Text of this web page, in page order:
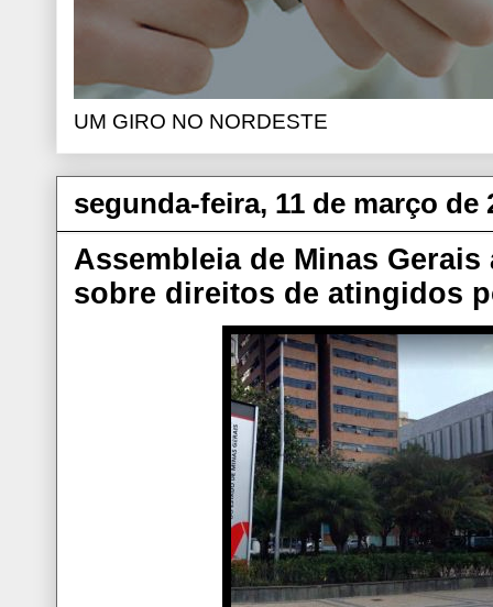
UM GIRO NO NORDESTE
segunda-feira, 11 de março de
Assembleia de Minas
sobre direitos de atingidos